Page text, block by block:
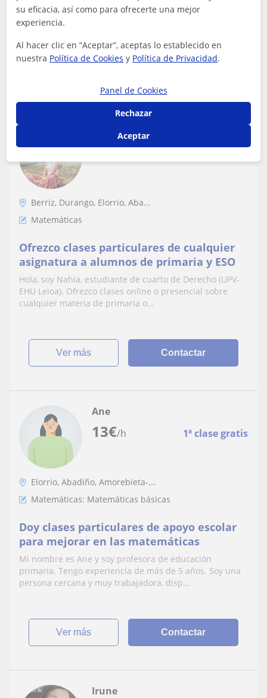
de Educación Primaria en la UPV. Mientras estudiaba, he
hecho prácticas en un cole...
10€
Nahia
Berriz, Durango, Elorrio, Aba...
Matemáticas
Ofrezco clases particulares de cualquier
asignatura a alumnos de primaria y ESO
Hola, soy Nahia, estudiante de cuarto de Derecho (UPV-
EHU Leioa). Ofrezco clases online o presencial sobre
cualquier materia de primaria o...
ver más Contactar
13€/h 1ª clase gratis
Ane
Elorrio, Abadiño, Amorebieta-...
Matemáticas: Matemáticas básicas
Doy clases particulares de apoyo escolar
para mejorar en las matemáticas
Mi nombre es Ane y soy profesora de educación
primaria. Tengo experiencia de más de 5 años. Soy una
persona cercana y muy trabajadora, disp...
ver más Contactar
Irune
su eficacia, así como para ofrecerte una mejor
experiencia.
Al hacer clic en “Aceptar”, aceptas lo establecido en
nuestra Política de Cookies y Política de Privacidad.
Panel de Cookies
Rechazar
Aceptar